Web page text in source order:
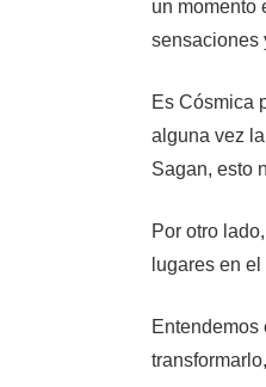
un momento
sensaciones
Es Cósmica
alguna vez
Sagan, esto
Por otro
lugares en
Entendemos